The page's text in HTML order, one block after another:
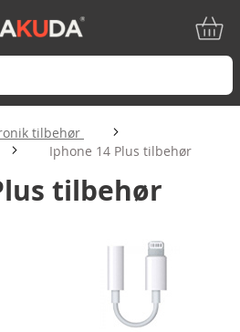
tilbehør
Iphone 14 Plus tilbehør
tilbehør